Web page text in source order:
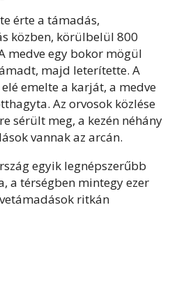
érte a támadás,
közben, körülbelül 800
medve egy bokor mögül
majd leterítette. A
emelte a karját, a medve
Az orvosok közlése
sérült meg, a kezén néhány
vannak az arcán.
egyik legnépszerűbb
a térségben mintegy ezer
ritkán